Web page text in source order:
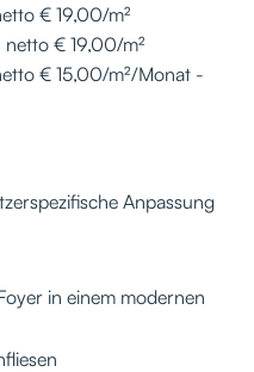
€ 19,00/m²
€ 19,00/m²
€ 15,00/m²/Monat -
Anpassung
in einem modernen